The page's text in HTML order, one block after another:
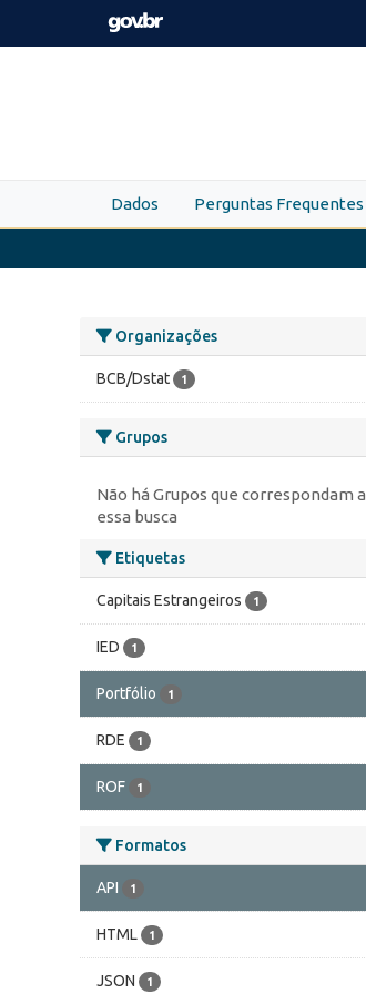
Skip to main content
Dados Perguntas Frequentes
Organizações
BCB/Dstat 1
Grupos
Não há Grupos que correspondam a
essa busca
Etiquetas
Capitais Estrangeiros 1
IED 1
Portfólio 1
RDE 1
ROF 1
Formatos
API 1
HTML 1
JSON 1